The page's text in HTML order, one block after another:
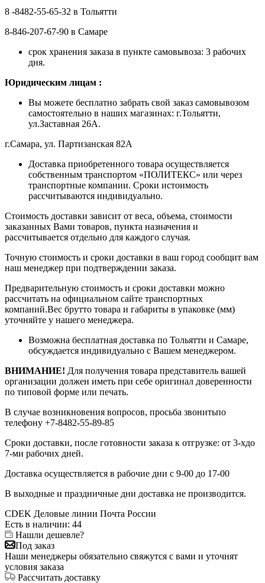
8 -8482-55-65-32 в Тольятти
8-846-207-67-90 в Самаре
срок хранения заказа в пункте самовывоза: 3 рабочих
дня.
Юридическим лицам :
Вы можете бесплатно забрать свой заказ самовывозом
самостоятельно в наших магазинах: г.Тольятти,
ул.Заставная 26А.
г.Самара, ул. Партизанская 82А
Доставка приобретенного товара осуществляется
собственным транспортом «ПОЛИТЕКС» или через
транспортные компании. Сроки истоимость
рассчитываются индивидуально.
Стоимость доставки зависит от веса, объема, стоимости
заказанных Вами товаров, пункта назначения и
рассчитывается отдельно для каждого случая.
Точную стоимость и сроки доставки в ваш город сообщит вам
наш менеджер при подтверждении заказа.
Предварительную стоимость и сроки доставки можно
рассчитать на официальном сайте транспортных
компаний.Вес брутто товара и габариты в упаковке (мм)
уточняйте у нашего менеджера.
Возможна бесплатная доставка по Тольятти и Самаре,
обсуждается индивидуально с Вашем менеджером.
ВНИМАНИЕ! Для получения товара представитель вашей
организации должен иметь при себе оригинал доверенности
по типовой форме или печать.
В случае возникновения вопросов, просьба звонитьпо
телефону +7-8482-55-89-85
Сроки доставки, после готовности заказа к отгрузке: от 3-хдо
7-ми рабочих дней.
Доставка осуществляется в рабочие дни с 9-00 до 17-00
В выходные и праздничные дни доставка не производится.
CDEK Деловые линии Почта России
Есть в наличии: 44
Нашли дешевле?
Под заказ
Наши менеджеры обязательно свяжутся с вами и уточнят
условия заказа
Рассчитать доставку